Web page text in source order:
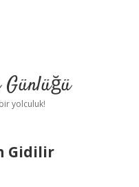
yolculuk!
Gidilir